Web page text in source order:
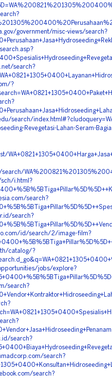
government/misc-views/search?
search?
?
search/
Revegetasi-Lahan-Seram-
search/
i.html?
search?
search?
id/search/2/image-film?
catalog/?
jobs/explore?
search?
search?
search?
search?